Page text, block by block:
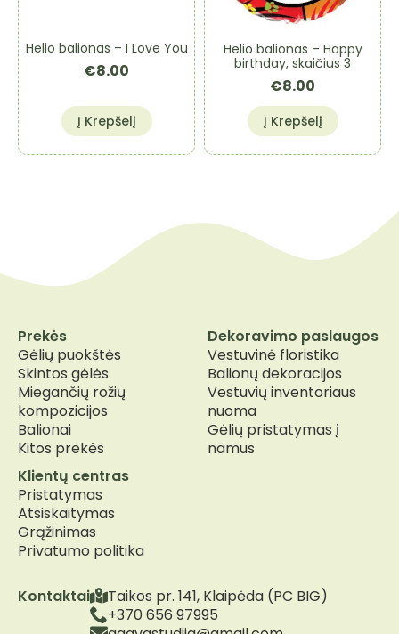
Helio balionas – I Love You
€8.00
Į Krepšelį
Helio balionas – Happy
birthday, skaičius 3
€8.00
Į Krepšelį
Kontaktai
Taikos pr. 141, Klaipėda (PC BIG)
+370 656 97995
Prekės
Gėlių puokštės
Skintos gėlės
Miegančių rožių
kompozicijos
Balionai
Kitos prekės
Dekoravimo paslaugos
Vestuvinė floristika
Balionų dekoracijos
Vestuvių inventoriaus
nuoma
Gėlių pristatymas į
namus
Klientų centras
Pristatymas
Atsiskaitymas
Grąžinimas
Privatumo politika